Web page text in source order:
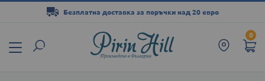
0
Безплатна доставка за поръчки над 20 евро
съдържанието